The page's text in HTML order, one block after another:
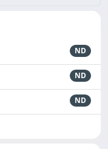
ND
ND
ND